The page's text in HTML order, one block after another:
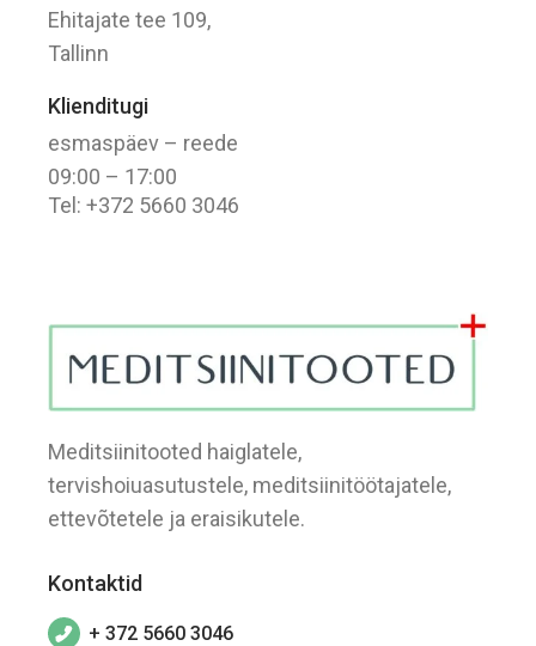
Meditsiinitooted haiglatele,
tervishoiuasutustele, meditsiinitöötajatele,
ettevõtetele ja eraisikutele.
Kontaktid
+ 372 5660 3046
Ehitajate tee 109,
Tallinn
Klienditugi
esmaspäev – reede
09:00 – 17:00
Tel: +372 5660 3046